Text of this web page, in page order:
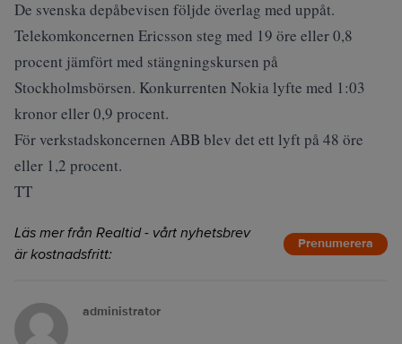
De svenska depåbevisen följde överlag med uppåt.
Telekomkoncernen Ericsson steg med 19 öre eller 0,8
procent jämfört med stängningskursen på
Stockholmsbörsen. Konkurrenten Nokia lyfte med 1:03
kronor eller 0,9 procent.
För verkstadskoncernen ABB blev det ett lyft på 48 öre
eller 1,2 procent.
TT
Läs mer från Realtid - vårt nyhetsbrev
är kostnadsfritt:
Prenumerera
administrator